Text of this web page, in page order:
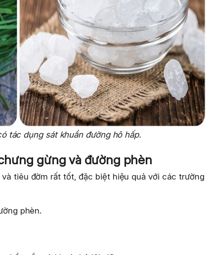
tác dụng sát khuẩn đường hô hấp.
gừng và đường phèn
tiêu đờm rất tốt, đặc biệt hiệu quả với các trường
phèn.